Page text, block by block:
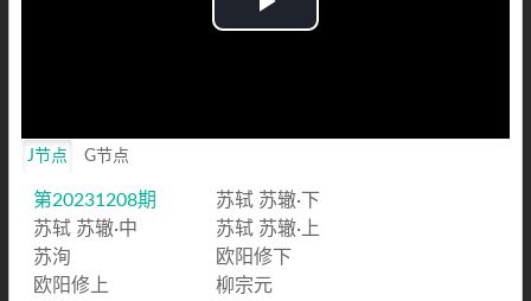
Play
J节点 G节点
第20231208期
苏轼 苏辙·下
苏轼 苏辙·中
苏轼 苏辙·上
苏洵
欧阳修下
欧阳修上
柳宗元